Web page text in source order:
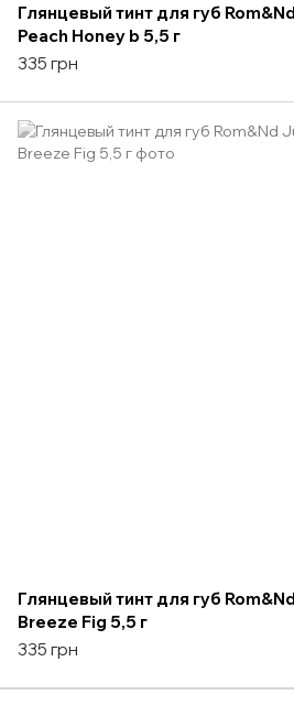
Глянцевый тинт для губ
Peach Honey b 5,5 г
335 грн
Глянцевый тинт для губ
Breeze Fig 5,5 г
335 грн